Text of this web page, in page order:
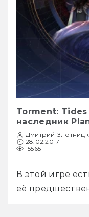
Torment:
наследник
Дмитрий
28.02.2017
15565
В этой игре
её